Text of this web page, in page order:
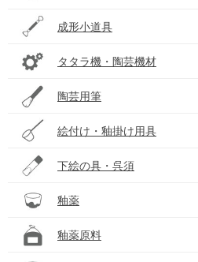
成形小道具
タタラ機・陶芸機材
陶芸用筆
絵付け・釉掛け用具
下絵の具・呉須
釉薬
釉薬原料